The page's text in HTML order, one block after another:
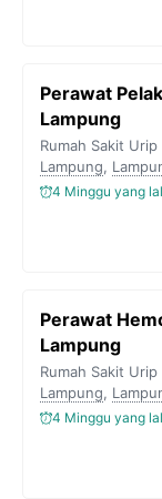
Perawat
Lampung
Rumah Sakit
Lampung,
4 Minggu yang
Perawat
Lampung
Rumah Sakit
Lampung,
4 Minggu yang